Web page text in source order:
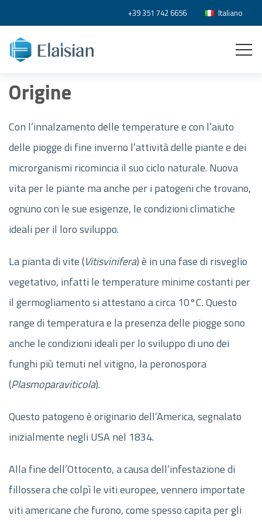
+39 351 742 6656 Italiano
Origine
Con l’innalzamento delle temperature e con l’aiuto
delle piogge di fine inverno l’attività delle piante e dei
microrganismi ricomincia il suo ciclo naturale. Nuova
vita per le piante ma anche per i patogeni che trovano,
ognuno con le sue esigenze, le condizioni climatiche
ideali per il loro sviluppo.
La pianta di vite (Vitisvinifera) è in una fase di risveglio
vegetativo, infatti le temperature minime costanti per
il germogliamento si attestano a circa 10°C. Questo
range di temperatura e la presenza delle piogge sono
anche le condizioni ideali per lo sviluppo di uno dei
funghi più temuti nel vitigno, la peronospora
(Plasmoparaviticola).
Questo patogeno è originario dell’America, segnalato
inizialmente negli USA nel 1834.
Alla fine dell’Ottocento, a causa dell’infestazione di
fillossera che colpì le viti europee, vennero importate
viti americane che furono, come spesso capita per gli